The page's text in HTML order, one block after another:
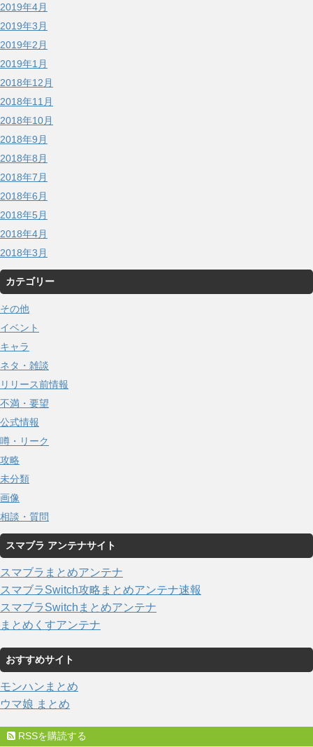
2019年4月
2019年3月
2019年2月
2019年1月
2018年12月
2018年11月
2018年10月
2018年9月
2018年8月
2018年7月
2018年6月
2018年5月
2018年4月
2018年3月
カテゴリー
その他
イベント
キャラ
ネタ・雑談
リリース前情報
不満・要望
公式情報
噂・リーク
攻略
未分類
画像
相談・質問
スマブラ アンテナサイト
スマブラまとめアンテナ
スマブラSwitch攻略まとめアンテナ速報
スマブラSwitchまとめアンテナ
まとめくすアンテナ
おすすめサイト
モンハンまとめ
ウマ娘 まとめ
RSSを購読する